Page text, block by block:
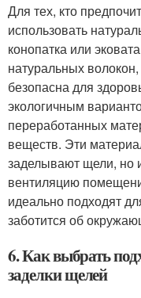
Для тех, кто
использовать
конопатка или
натуральных
безопасна для
экологичным
переработанных
веществ. Эти
заделывают щели, но
вентиляцию
идеально подходят
заботится об
6. Как выбрать
заделки щелей